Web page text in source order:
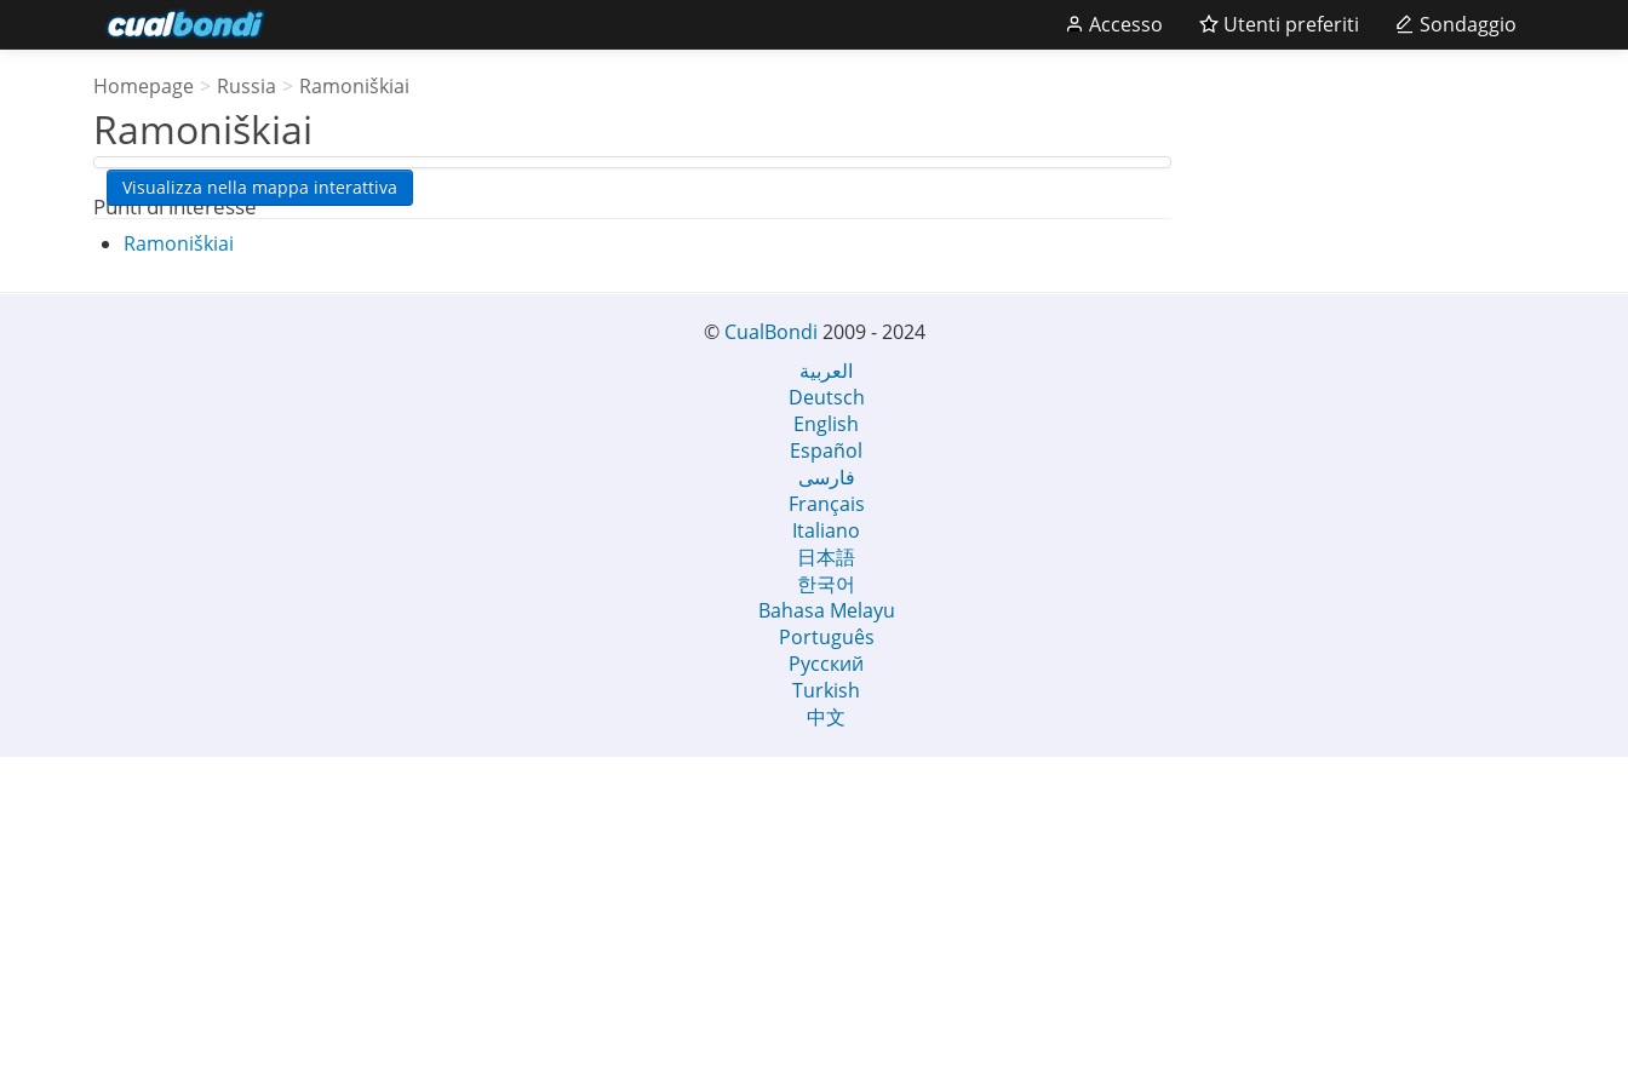
Accesso Utenti preferiti Sondaggio
Homepage > Russia > Ramoniškiai
Ramoniškiai
Visualizza nella mappa interattiva
Punti di interesse
Ramoniškiai
© CualBondi 2009 - 2024
العربية
Deutsch
English
Español
فارسی
Français
Italiano
日本語
한국어
Bahasa Melayu
Português
Русский
Turkish
中文